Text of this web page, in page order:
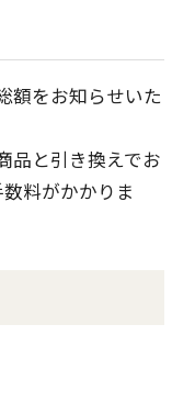
額をお知らせいた
品と引き換えでお
料がかかりま